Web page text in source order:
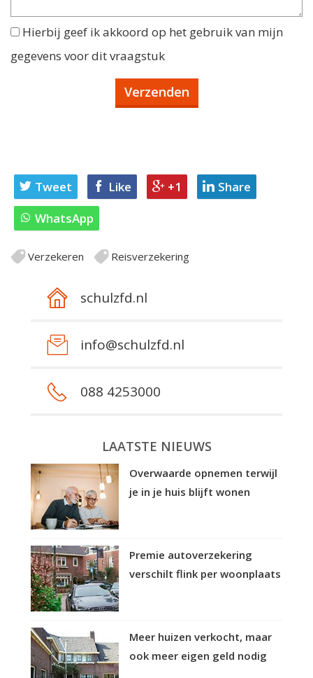
Hierbij geef ik akkoord op het gebruik van mijn
gegevens voor dit vraagstuk
Tweet Like +1
Share
WhatsApp
Verzekeren Reisverzekering
schulzfd.nl
info@schulzfd.nl
088 4253000
LAATSTE NIEUWS
Overwaarde opnemen terwijl
je in je huis blijft wonen
Premie autoverzekering
verschilt flink per woonplaats
Meer huizen verkocht, maar
ook meer eigen geld nodig